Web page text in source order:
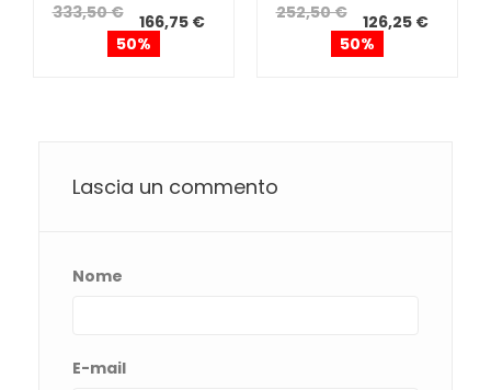
333,50 €
166,75 €
50%
252,50 €
126,25 €
50%
Lascia un commento
Nome
E-mail